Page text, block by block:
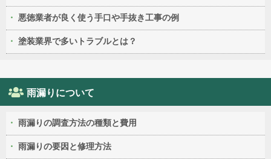
悪徳業者が良く使う手口や手抜き工事の例
塗装業界で多いトラブルとは？
雨漏りについて
雨漏りの調査方法の種類と費用
雨漏りの要因と修理方法